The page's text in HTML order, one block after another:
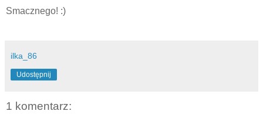
Smacznego! :)
ilka_86
Udostępnij
1 komentarz: